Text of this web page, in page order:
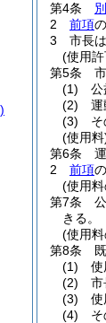
第4条
2
前項
3
市長
(使用
第5条
(1)
公
(2)
運
(3)
(使用料
第6条
2
前項
(使用
第7条
きる。
(使用
第8条
(1)
使
(2)
市
(3)
使
(4)